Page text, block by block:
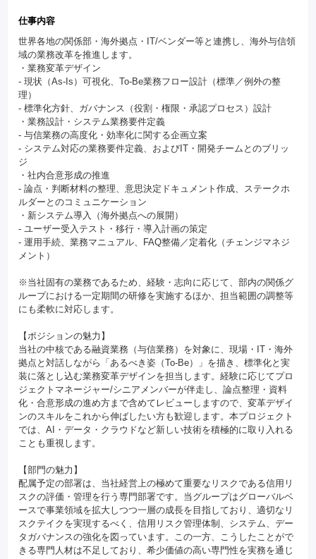
仕事内容
世界各地の関係部・海外拠点・IT/ベンダー等と連携し、海外与信領
域の業務改革を推進します。
・業務変革デザイン
- 現状（As-Is）可視化、To-Be業務フロー設計（標準／例外の整
理）
- 標準化方針、ガバナンス（役割・権限・承認プロセス）設計
・業務設計・システム業務要件定義
- 与信業務の高度化・効率化に関する企画立案
- システム対応の業務要件定義、およびIT・開発チームとのブリッ
ジ
・社内合意形成の推進
- 論点・判断材料の整理、意思決定ドキュメント作成、ステークホ
ルダーとのコミュニケーション
・新システム導入（海外拠点への展開）
- ユーザー受入テスト・移行・導入計画の策定
- 運用手続、業務マニュアル、FAQ整備／定着化（チェンジマネジ
メント）
※当社固有の業務であるため、経験・志向に応じて、部内の関係グ
ループにおける一定期間の研修を実施するほか、担当範囲の調整等
にも柔軟に対応します。
【ポジションの魅力】
当社の中核である融資業務（与信業務）を対象に、現場・IT・海外
拠点と対話しながら「あるべき姿（To-Be）」を描き、標準化と実
装に落とし込む業務変革デザインを担当します。経験に応じてプロ
ジェクトマネージャー/シニアメンバーが伴走し、論点整理・資料
化・合意形成の進め方まで含めてレビューしますので、変革デザイ
ンのスキルをこれから伸ばしたい方も歓迎します。本プロジェクト
では、AI・データ・クラウドなど新しい技術を積極的に取り入れる
ことも重視します。
【部門の魅力】
配属予定の部署は、当社経営上の極めて重要なリスクである信用リ
スクの評価・管理を行う専門部署です。当グループはグローバルベ
ースで事業領域を拡大しつつ一層の成長を目指しており、適切なリ
スクテイクを実現するべく、信用リスク管理体制、システム、デー
タガバナンスの強化を図っています。この一方、こうしたことがで
きる専門人材は不足しており、希少価値の高い専門性を実務を通じ